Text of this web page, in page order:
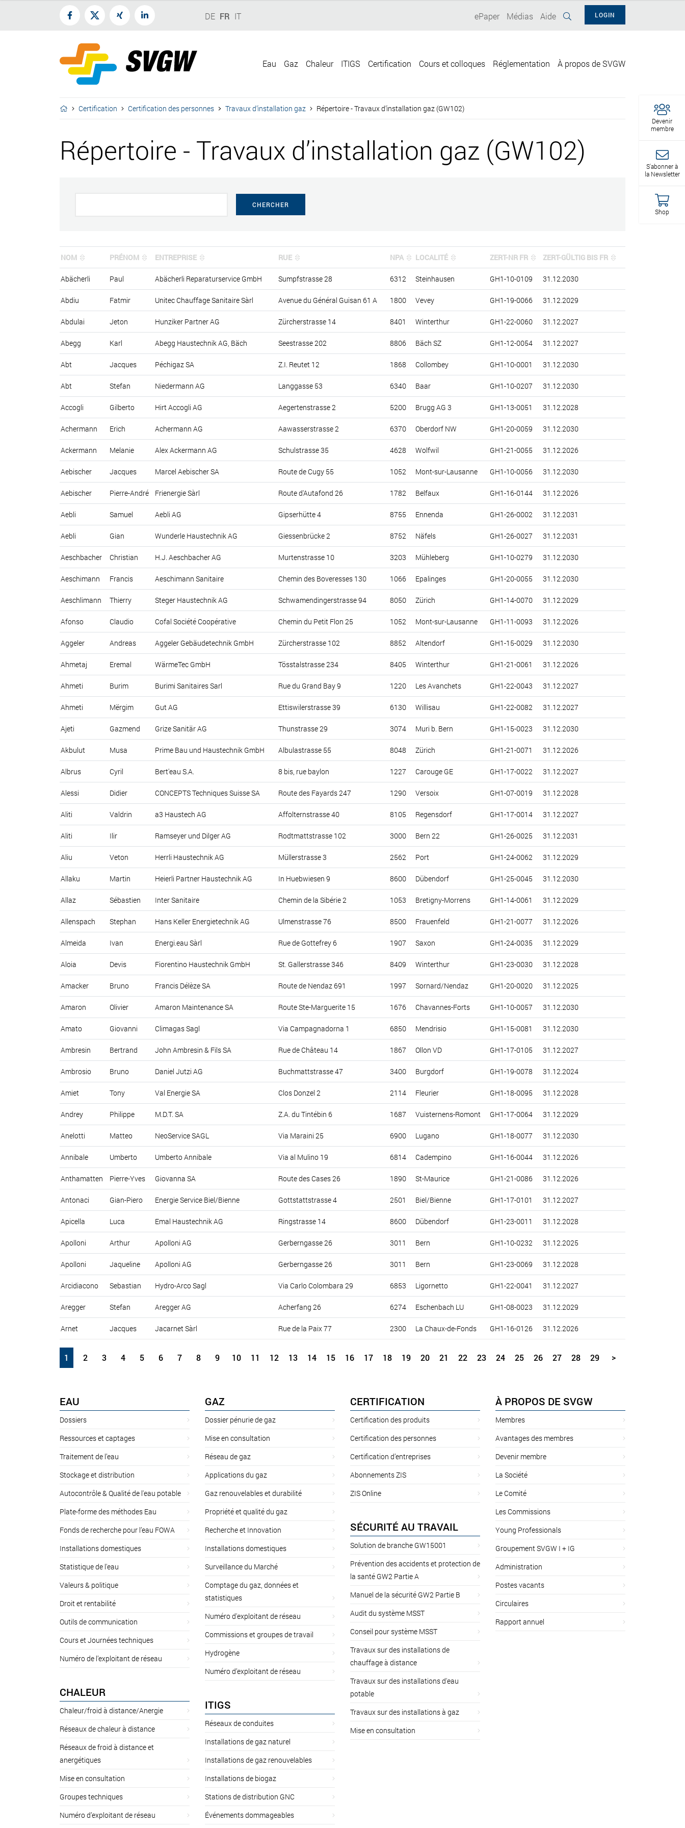
Devenir
membre
S'abonner à
la Newsletter
Shop
DE FR IT LOGIN
ePaper Médias Aide
Eau Gaz Chaleur ITIGS Certification Cours et colloques Réglementation À propos de SVGW
Certification Certification des personnes Travaux d’installation gaz Répertoire - Travaux d’installation gaz (GW102)
Répertoire - Travaux d’installation gaz (GW102)
CHERCHER
NOM PRÉNOM ENTREPRISE RUE NPA LOCALITÉ ZERT-NR FR ZERT-GÜLTIG BIS FR
Abächerli Paul Abächerli Reparaturservice GmbH Sumpfstrasse 28 6312 Steinhausen GH1-10-0109 31.12.2030
Abdiu Fatmir Unitec Chauffage Sanitaire Sàrl Avenue du Général Guisan 61 A 1800 Vevey GH1-19-0066 31.12.2029
Abdulai Jeton Hunziker Partner AG Zürcherstrasse 14 8401 Winterthur GH1-22-0060 31.12.2027
Abegg Karl Abegg Haustechnik AG, Bäch Seestrasse 202 8806 Bäch SZ GH1-12-0054 31.12.2027
Abt Jacques Péchigaz SA Z.I. Reutet 12 1868 Collombey GH1-10-0001 31.12.2030
Abt Stefan Niedermann AG Langgasse 53 6340 Baar GH1-10-0207 31.12.2030
Accogli Gilberto Hirt Accogli AG Aegertenstrasse 2 5200 Brugg AG 3 GH1-13-0051 31.12.2028
Achermann Erich Achermann AG Aawasserstrasse 2 6370 Oberdorf NW GH1-20-0059 31.12.2030
Ackermann Melanie Alex Ackermann AG Schulstrasse 35 4628 Wolfwil GH1-21-0055 31.12.2026
Aebischer Jacques Marcel Aebischer SA Route de Cugy 55 1052 Mont-sur-Lausanne GH1-10-0056 31.12.2030
Aebischer Pierre-André Frienergie Sàrl Route d'Autafond 26 1782 Belfaux GH1-16-0144 31.12.2026
Aebli Samuel Aebli AG Gipserhütte 4 8755 Ennenda GH1-26-0002 31.12.2031
Aebli Gian Wunderle Haustechnik AG Giessenbrücke 2 8752 Näfels GH1-26-0027 31.12.2031
Aeschbacher Christian H.J. Aeschbacher AG Murtenstrasse 10 3203 Mühleberg GH1-10-0279 31.12.2030
Aeschimann Francis Aeschimann Sanitaire Chemin des Boveresses 130 1066 Epalinges GH1-20-0055 31.12.2030
Aeschlimann Thierry Steger Haustechnik AG Schwamendingerstrasse 94 8050 Zürich GH1-14-0070 31.12.2029
Afonso Claudio Cofal Société Coopérative Chemin du Petit Flon 25 1052 Mont-sur-Lausanne GH1-11-0093 31.12.2026
Aggeler Andreas Aggeler Gebäudetechnik GmbH Zürcherstrasse 102 8852 Altendorf GH1-15-0029 31.12.2030
Ahmetaj Eremal WärmeTec GmbH Tösstalstrasse 234 8405 Winterthur GH1-21-0061 31.12.2026
Ahmeti Burim Burimi Sanitaires Sarl Rue du Grand Bay 9 1220 Les Avanchets GH1-22-0043 31.12.2027
Ahmeti Mërgim Gut AG Ettiswilerstrasse 39 6130 Willisau GH1-22-0082 31.12.2027
Ajeti Gazmend Grize Sanitär AG Thunstrasse 29 3074 Muri b. Bern GH1-15-0023 31.12.2030
Akbulut Musa Prime Bau und Haustechnik GmbH Albulastrasse 55 8048 Zürich GH1-21-0071 31.12.2026
Albrus Cyril Bert'eau S.A. 8 bis, rue baylon 1227 Carouge GE GH1-17-0022 31.12.2027
Alessi Didier CONCEPTS Techniques Suisse SA Route des Fayards 247 1290 Versoix GH1-07-0019 31.12.2028
Aliti Valdrin a3 Haustech AG Affolternstrasse 40 8105 Regensdorf GH1-17-0014 31.12.2027
Aliti Ilir Ramseyer und Dilger AG Rodtmattstrasse 102 3000 Bern 22 GH1-26-0025 31.12.2031
Aliu Veton Herrli Haustechnik AG Müllerstrasse 3 2562 Port GH1-24-0062 31.12.2029
Allaku Martin Heierli Partner Haustechnik AG In Huebwiesen 9 8600 Dübendorf GH1-25-0045 31.12.2030
Allaz Sébastien Inter Sanitaire Chemin de la Sibérie 2 1053 Bretigny-Morrens GH1-14-0061 31.12.2029
Allenspach Stephan Hans Keller Energietechnik AG Ulmenstrasse 76 8500 Frauenfeld GH1-21-0077 31.12.2026
Almeida Ivan Energi.eau Sàrl Rue de Gottefrey 6 1907 Saxon GH1-24-0035 31.12.2029
Aloia Devis Fiorentino Haustechnik GmbH St. Gallerstrasse 346 8409 Winterthur GH1-23-0030 31.12.2028
Amacker Bruno Francis Délèze SA Route de Nendaz 691 1997 Sornard/Nendaz GH1-20-0020 31.12.2025
Amaron Olivier Amaron Maintenance SA Route Ste-Marguerite 15 1676 Chavannes-Forts GH1-10-0057 31.12.2030
Amato Giovanni Climagas Sagl Via Campagnadorna 1 6850 Mendrisio GH1-15-0081 31.12.2030
Ambresin Bertrand John Ambresin & Fils SA Rue de Château 14 1867 Ollon VD GH1-17-0105 31.12.2027
Ambrosio Bruno Daniel Jutzi AG Buchmattstrasse 47 3400 Burgdorf GH1-19-0078 31.12.2024
Amiet Tony Val Energie SA Clos Donzel 2 2114 Fleurier GH1-18-0095 31.12.2028
Andrey Philippe M.D.T. SA Z.A. du Tintébin 6 1687 Vuisternens-Romont GH1-17-0064 31.12.2029
Anelotti Matteo NeoService SAGL Via Maraini 25 6900 Lugano GH1-18-0077 31.12.2030
Annibale Umberto Umberto Annibale Via al Mulino 19 6814 Cadempino GH1-16-0044 31.12.2026
Anthamatten Pierre-Yves Giovanna SA Route des Cases 26 1890 St-Maurice GH1-21-0086 31.12.2026
Antonaci Gian-Piero Energie Service Biel/Bienne Gottstattstrasse 4 2501 Biel/Bienne GH1-17-0101 31.12.2027
Apicella Luca Emal Haustechnik AG Ringstrasse 14 8600 Dübendorf GH1-23-0011 31.12.2028
Apolloni Arthur Apolloni AG Gerberngasse 26 3011 Bern GH1-10-0232 31.12.2025
Apolloni Jaqueline Apolloni AG Gerberngasse 26 3011 Bern GH1-23-0069 31.12.2028
Arcidiacono Sebastian Hydro-Arco Sagl Via Carlo Colombara 29 6853 Ligornetto GH1-22-0041 31.12.2027
Aregger Stefan Aregger AG Acherfang 26 6274 Eschenbach LU GH1-08-0023 31.12.2029
Arnet Jacques Jacarnet Sàrl Rue de la Paix 77 2300 La Chaux-de-Fonds GH1-16-0126 31.12.2026
1 2 3 4 5 6 7 8 9 10 11 12 13 14 15 16 17 18 19 20 21 22 23 24 25 26 27 28 29 >
EAU
Dossiers
Ressources et captages
Traitement de l’eau
Stockage et distribution
Autocontrôle & Qualité de l'eau potable
Plate-forme des méthodes Eau
Fonds de recherche pour l’eau FOWA
Installations domestiques
Statistique de l'eau
Valeurs & politique
Droit et rentabilité
Outils de communication
Cours et Journées techniques
Numéro de l’exploitant de réseau
CHALEUR
Chaleur/froid à distance/Anergie
Réseaux de chaleur à distance
Réseaux de froid à distance et
anergétiques
Mise en consultation
Groupes techniques
Numéro d’exploitant de réseau
GAZ
Dossier pénurie de gaz
Mise en consultation
Réseau de gaz
Applications du gaz
Gaz renouvelables et durabilité
Propriété et qualité du gaz
Recherche et Innovation
Installations domestiques
Surveillance du Marché
Comptage du gaz, données et
statistiques
Numéro d'exploitant de réseau
Commissions et groupes de travail
Hydrogène
Numéro d’exploitant de réseau
ITIGS
Réseaux de conduites
Installations de gaz naturel
Installations de gaz renouvelables
Installations de biogaz
Stations de distribution GNC
Événements dommageables
CERTIFICATION
Certification des produits
Certification des personnes
Certification d’entreprises
Abonnements ZIS
ZIS Online
SÉCURITÉ AU TRAVAIL
Solution de branche GW15001
Prévention des accidents et protection de
la santé GW2 Partie A
Manuel de la sécurité GW2 Partie B
Audit du système MSST
Conseil pour système MSST
Travaux sur des installations de
chauffage à distance
Travaux sur des installations d'eau
potable
Travaux sur des installations à gaz
Mise en consultation
À PROPOS DE SVGW
Membres
Avantages des membres
Devenir membre
La Société
Le Comité
Les Commissions
Young Professionals
Groupement SVGW I + IG
Administration
Postes vacants
Circulaires
Rapport annuel